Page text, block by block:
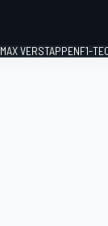
MAX VERSTAPPENF1-